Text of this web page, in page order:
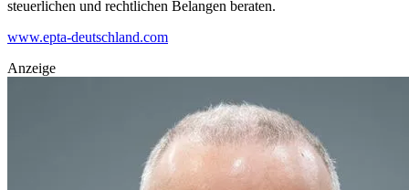
steuerlichen und rechtlichen Belangen beraten.
www.epta-deutschland.com
Anzeige